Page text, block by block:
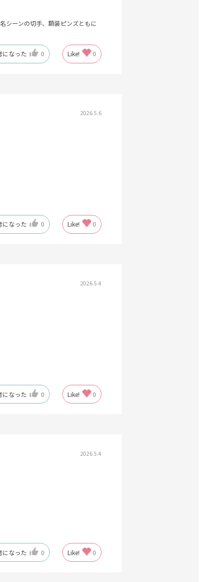
シーンの切手、額装ピンズともに
になった 0 Like! 0
2026.5.6
になった 0 Like! 0
2026.5.4
になった 0 Like! 0
2026.5.4
になった 0 Like! 0